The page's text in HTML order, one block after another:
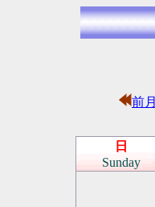
前月
日
Sunday